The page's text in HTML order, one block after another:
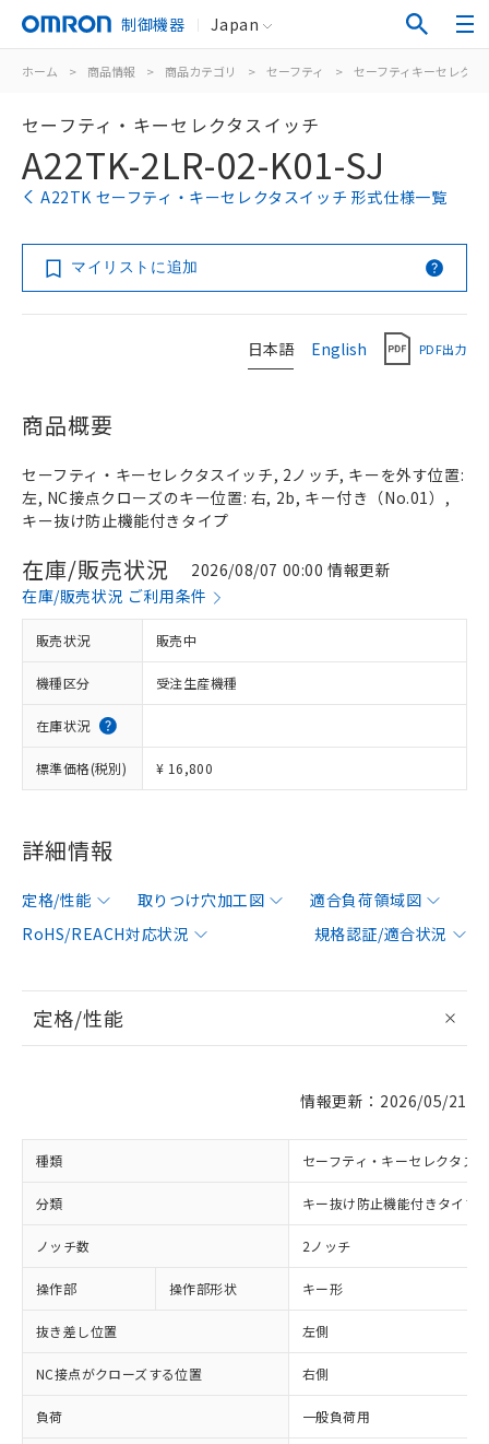
制御機器 Japan
ホーム > 商品情報 > 商品カテゴリ > セーフティ > セーフティキーセレク
セーフティ・キーセレクタスイッチ
A22TK-2LR-02-K01-SJ
A22TK セーフティ・キーセレクタスイッチ 形式仕様一覧
マイリストに追加
日本語 English PDF出力
商品概要
セーフティ・キーセレクタスイッチ, 2ノッチ, キーを外す位置:
左, NC接点クローズのキー位置: 右, 2b, キー付き（No.01）,
キー抜け防止機能付きタイプ
在庫/販売状況
2026/08/07 00:00 情報更新
在庫/販売状況 ご利用条件
販売状況 販売中
機種区分 受注生産機種
在庫状況
標準価格(税別) ¥ 16,800
詳細情報
定格/性能 取りつけ穴加工図
適合負荷領域図
RoHS/REACH対応状況
規格認証/適合状況
定格/性能
情報更新：2026/05/21
種類 セーフティ・キーセレクタス
分類 キー抜け防止機能付きタイプ
ノッチ数 2ノッチ
操作部 操作部形状 キー形
抜き差し位置 左側
NC接点がクローズする位置 右側
負荷 一般負荷用